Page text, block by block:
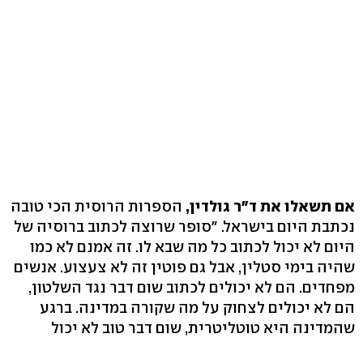
אם תשאלו את ד"ר גולדין, הספרות הרוסית הכי טובה
נכתבת היום בישראל. "סופר שרוצה לכתוב ברוסיה של
היום לא יכול לכתוב כל מה שבא לו. זה אמנם לא כמו
שהיה בימי סטלין, אבל גם פוטין זה לא צעצוע. אנשים
מפחדים. הם לא יכולים לכתוב שום דבר נגד השלטון,
הם לא יכולים לצחוק על מה שקורה במדינה. ברגע
שהמדינה היא טוטליטרית, שום דבר טוב לא יכול